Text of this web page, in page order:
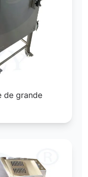
de grande